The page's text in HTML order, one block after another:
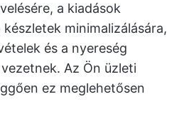
a kiadások
minimalizálására,
és a nyereség
Az Ön üzleti
ez meglehetősen